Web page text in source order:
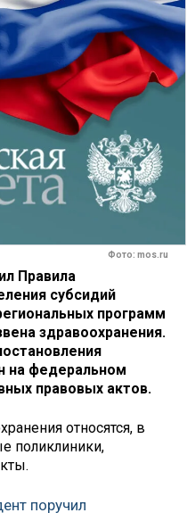
Фото: mos.ru
Правила
субсидий
программ
здравоохранения.
на федеральном
правовых актов.
относятся, в
поликлиники,
поручил